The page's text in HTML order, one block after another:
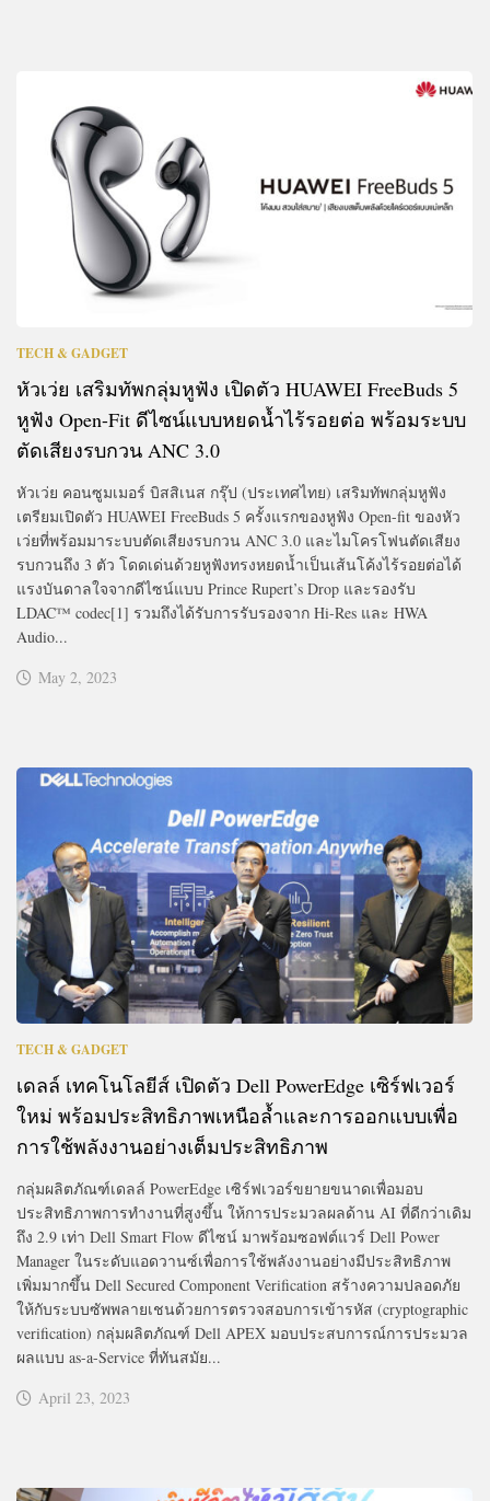
TECH & GADGET
หัวเว่ย เสริมทัพกลุ่มหูฟัง เปิดตัว HUAWEI FreeBuds 5
หูฟัง Open-Fit ดีไซน์แบบหยดน้ำไร้รอยต่อ พร้อมระบบ
ตัดเสียงรบกวน ANC 3.0
หัวเว่ย คอนซูมเมอร์ บิสสิเนส กรุ๊ป (ประเทศไทย) เสริมทัพกลุ่มหูฟัง
เตรียมเปิดตัว HUAWEI FreeBuds 5 ครั้งแรกของหูฟัง Open-fit ของหัว
เว่ยที่พร้อมมาระบบตัดเสียงรบกวน ANC 3.0 และไมโครโฟนตัดเสียง
รบกวนถึง 3 ตัว โดดเด่นด้วยหูฟังทรงหยดน้ำเป็นเส้นโค้งไร้รอยต่อได้
แรงบันดาลใจจากดีไซน์แบบ Prince Rupert’s Drop และรองรับ
LDAC™ codec[1] รวมถึงได้รับการรับรองจาก Hi-Res และ HWA
Audio...
May 2, 2023
TECH & GADGET
เดลล์ เทคโนโลยีส์ เปิดตัว Dell PowerEdge เซิร์ฟเวอร์
ใหม่ พร้อมประสิทธิภาพเหนือล้ำและการออกแบบเพื่อ
การใช้พลังงานอย่างเต็มประสิทธิภาพ
กลุ่มผลิตภัณฑ์เดลล์ PowerEdge เซิร์ฟเวอร์ขยายขนาดเพื่อมอบ
ประสิทธิภาพการทำงานที่สูงขึ้น ให้การประมวลผลด้าน AI ที่ดีกว่าเดิม
ถึง 2.9 เท่า Dell Smart Flow ดีไซน์ มาพร้อมซอฟต์แวร์ Dell Power
Manager ในระดับแอดวานซ์เพื่อการใช้พลังงานอย่างมีประสิทธิภาพ
เพิ่มมากขึ้น Dell Secured Component Verification สร้างความปลอดภัย
ให้กับระบบซัพพลายเชนด้วยการตรวจสอบการเข้ารหัส (cryptographic
verification) กลุ่มผลิตภัณฑ์ Dell APEX มอบประสบการณ์การประมวล
ผลแบบ as-a-Service ที่ทันสมัย...
April 23, 2023